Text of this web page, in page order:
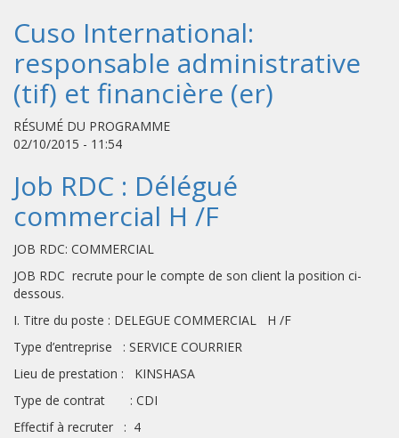
Cuso International:
responsable administrative
(tif) et financière (er)
RÉSUMÉ DU PROGRAMME
02/10/2015 - 11:54
Job RDC : Délégué
commercial H /F
JOB RDC: COMMERCIAL
JOB RDC recrute pour le compte de son client la position ci-
dessous.
I. Titre du poste : DELEGUE COMMERCIAL H /F
Type d’entreprise : SERVICE COURRIER
Lieu de prestation : KINSHASA
Type de contrat : CDI
Effectif à recruter : 4